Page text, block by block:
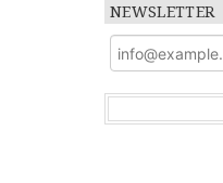
NEWSLETTER